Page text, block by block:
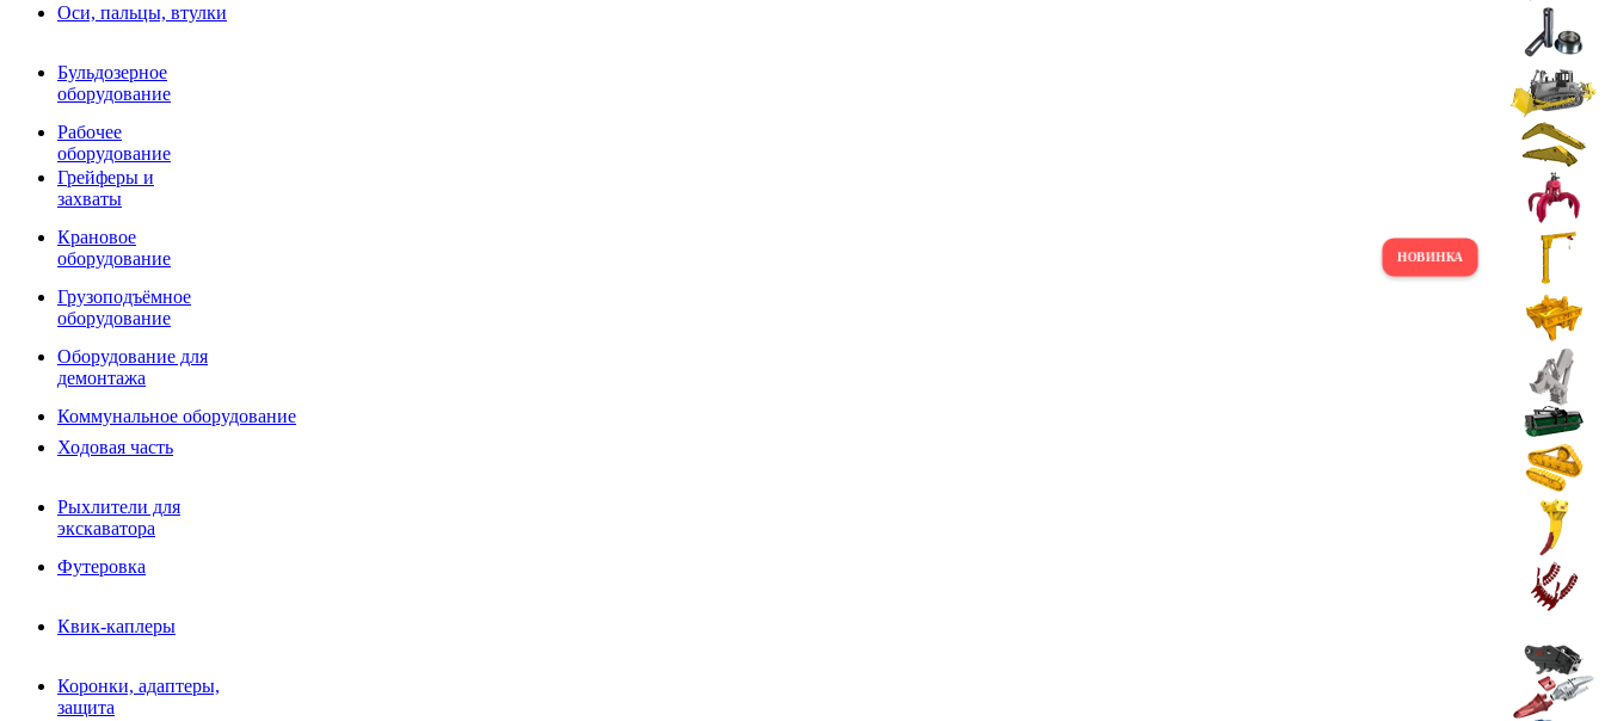
Навесные дорожные фрезы
Виброрипперы
Ковши дробильные щековые
Ковши дробильные роторные
Сортировочные ковши барабанные
Сортировочные ковши вальцовые
Фрезы роторные
Фрезы дисковые
Траншеекопатели
Просеивающие ковши для фронтальных погрузчиков
Распределители асфальта
Переходные плиты
Гидроразводка
РВД
Сваерезки
Как выбрать гидромолот
Оси, пальцы, втулки
Бульдозерное
оборудование
Рабочее
оборудование
Грейферы и
захваты
Крановое
оборудование
Грузоподъёмное
оборудование
Оборудование для
демонтажа
Коммунальное оборудование
Ходовая часть
Рыхлители для
экскаватора
Футеровка
Квик-каплеры
Коронки, адаптеры,
защита